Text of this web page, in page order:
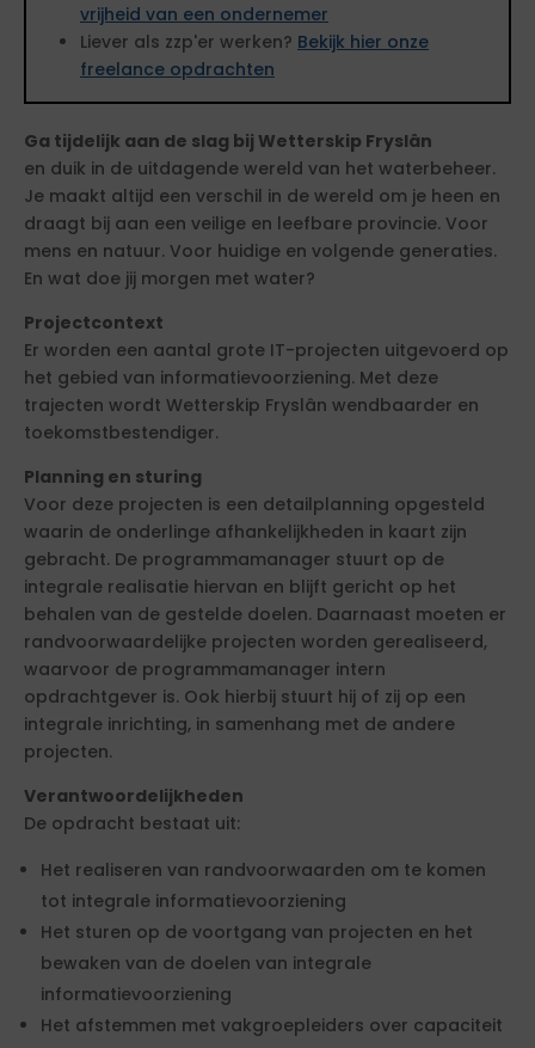
vrijheid van een ondernemer
Liever als zzp'er werken? Bekijk hier onze
freelance opdrachten
Ga tijdelijk aan de slag bij Wetterskip Fryslân
en duik in de uitdagende wereld van het waterbeheer.
Je maakt altijd een verschil in de wereld om je heen en
draagt bij aan een veilige en leefbare provincie. Voor
mens en natuur. Voor huidige en volgende generaties.
En wat doe jij morgen met water?
Projectcontext
Er worden een aantal grote IT-projecten uitgevoerd op
het gebied van informatievoorziening. Met deze
trajecten wordt Wetterskip Fryslân wendbaarder en
toekomstbestendiger.
Planning en sturing
Voor deze projecten is een detailplanning opgesteld
waarin de onderlinge afhankelijkheden in kaart zijn
gebracht. De programmamanager stuurt op de
integrale realisatie hiervan en blijft gericht op het
behalen van de gestelde doelen. Daarnaast moeten er
randvoorwaardelijke projecten worden gerealiseerd,
waarvoor de programmamanager intern
opdrachtgever is. Ook hierbij stuurt hij of zij op een
integrale inrichting, in samenhang met de andere
projecten.
Verantwoordelijkheden
De opdracht bestaat uit:
Het realiseren van randvoorwaarden om te komen
tot integrale informatievoorziening
Het sturen op de voortgang van projecten en het
bewaken van de doelen van integrale
informatievoorziening
Het afstemmen met vakgroepleiders over capaciteit